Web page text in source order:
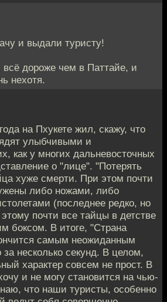
и выдали туристу!
всё дороже чем в Паттайе, и
нехотя.
на Пхукете жил, скажу, что
улыбчивыми и
как у многих дальневосточных
о "лице". "Потерять
хуже смерти. При этом почти
либо ножами, либо
(последнее редко, но
почти все тайцы в детстве
боксом. В итоге, "Страна
самым неожиданным
несколько секунд. В целом,
характер совсем не прост. В
и не могу становится на чью-
что наши туристы, особенно